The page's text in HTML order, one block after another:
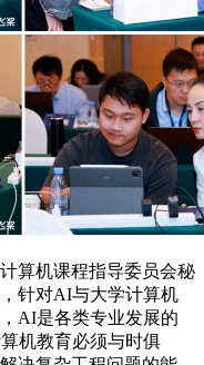
机课程指导委员会秘
针对AI与大学计算机
AI是各类专业发展的
机教育必须与时俱